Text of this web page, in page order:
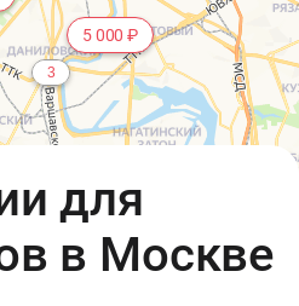
для
в Москве
5 000 ₽
3